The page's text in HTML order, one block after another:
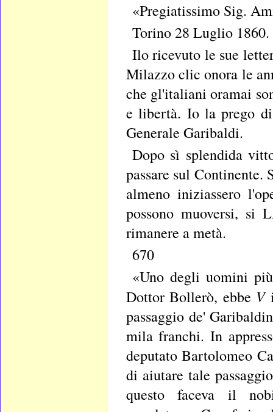
«Pregiatissimo Sig.
Torino 28 Luglio 1860.
Ilo ricevuto le sue
Milazzo clic onora le
che gl'italiani oramai
e libertà. Io la prego
Generale Garibaldi.
Dopo sì splendida
passare sul Continente.
almeno iniziassero
possono muoversi, si
rimanere a metà.
670
«Uno degli uomini
Dottor Bollerò, ebbe V
passaggio de'
mila franchi. In
deputato Bartolomeo
di aiutare tale
questo faceva il